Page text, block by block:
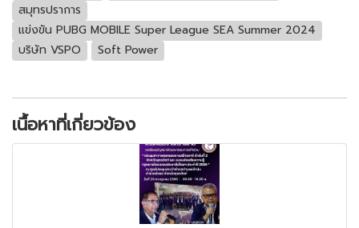
สมุทรปราการ
แข่งขัน PUBG MOBILE Super League SEA Summer 2024
บริษัท VSPO
Soft Power
เนื้อหาที่เกี่ยวข้อง